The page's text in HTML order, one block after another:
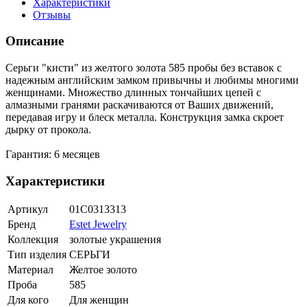
Отзывы
Описание
Серьги "кисти" из желтого золота 585 пробы без вставок с
надежным английским замком привычны и любимы многими
женщинами. Множество длинных тончайших цепей с
алмазными гранями раскачиваются от Ваших движений,
передавая игру и блеск металла. Конструкция замка скроет
дырку от прокола.
Гарантия: 6 месяцев
Характеристики
Артикул
01С0313313
Бренд
Estet Jewelry
Коллекция
золотые украшения
Тип изделия СЕРЬГИ
Материал
Желтое золото
Проба
585
Для кого
Для женщин